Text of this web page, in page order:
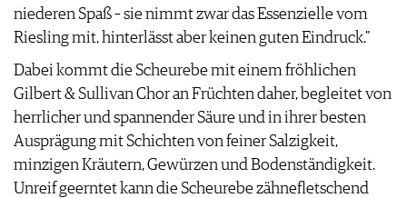
niederen Spaß – sie nimmt zwar das Essenzielle vom
Riesling mit, hinterlässt aber keinen guten Eindruck."
Dabei kommt die Scheurebe mit einem fröhlichen
Gilbert & Sullivan Chor an Früchten daher, begleitet von
herrlicher und spannender Säure und in ihrer besten
Ausprägung mit Schichten von feiner Salzigkeit,
minzigen Kräutern, Gewürzen und Bodenständigkeit.
Unreif geerntet kann die Scheurebe zähnefletschend